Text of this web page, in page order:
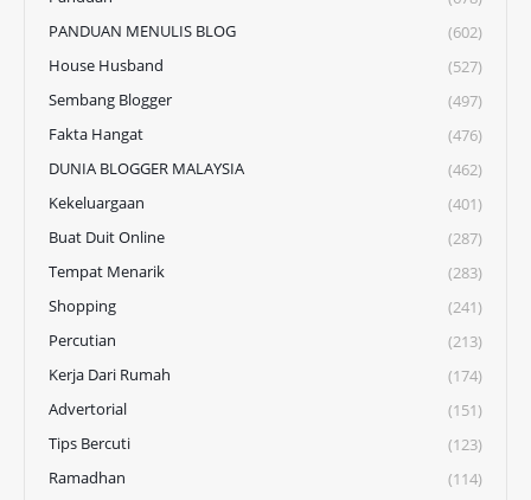
PANDUAN MENULIS BLOG
(602)
House Husband
(527)
Sembang Blogger
(497)
Fakta Hangat
(476)
DUNIA BLOGGER MALAYSIA
(462)
Kekeluargaan
(401)
Buat Duit Online
(287)
Tempat Menarik
(283)
Shopping
(241)
Percutian
(213)
Kerja Dari Rumah
(174)
Advertorial
(151)
Tips Bercuti
(123)
Ramadhan
(114)